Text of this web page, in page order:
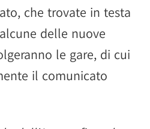
che trovate in testa
delle nuove
le gare, di cui
il comunicato